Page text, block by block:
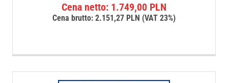
Cena netto: 1.749,00 PLN
Cena brutto:2.151,27 PLN (VAT 23%)